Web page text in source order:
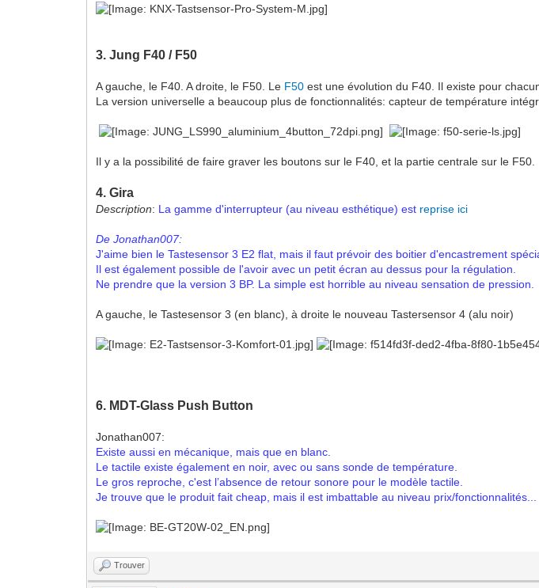
3. Jung F40 / F50
A gauche, le F40. A droite, le F50. Le F50 est une évolution du F40. Il existe pour
La version universelle a beaucoup plus de fonctionnalités: capteur de température
Il y a la possibilité de faire graver les boutons sur le F40, et la partie centrale sur le F50.
4. Gira
Description: La gamme d'interrupteur (au niveau esthétique) est reprise ici
De Jonathan007:
J'aime bien le Tastesensor 3 E2 flat, mais il faut prévoir des boitier d'encastrement
Il est également possible de l'avoir avec un petit écran au dessus pour la régulation.
Ne prendre que la version 3 BP. La simple est horrible au niveau sensation de pression.
A gauche, le Tastesensor 3 (en blanc), à droite le nouveau Tastersensor 4 (alu noir)
6. MDT-Glass Push Button
Jonathan007:
Existe aussi en mécanique, mais que en blanc.
Le tactile existe également en noir, avec ou sans sonde de température.
Le gros reproche, c'est l’absence de retour sonore pour le modèle tactile.
Je trouve que le produit fait cheap, mais il est imbattable au niveau prix/fonctionnalités...
Trouver